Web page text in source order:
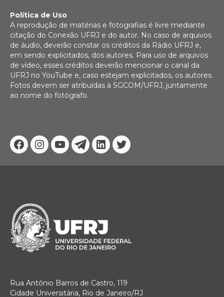
Facebook
Instagram
YoutubeTelegram
Linkedin
Twitter
Política de Uso
A reprodução de matérias e fotografias é livre mediante
citação do Conexão UFRJ e do autor. No caso de arquivos
de áudio, deverão constar os créditos da Rádio UFRJ e,
em sendo explicitados, dos autores. Para uso de arquivos
de vídeo, esses créditos deverão mencionar o canal da
UFRJ no YouTube e, caso estejam explicitados, os autores.
Fotos devem ser atribuídas à SGCOM/UFRJ, juntamente
ao nome do fotógrafo.
Rua Antônio Barros de Castro, 119
Cidade Universitária, Rio de Janeiro/RJ